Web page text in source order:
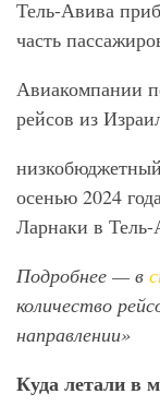
Тель-Авива
часть
Авиакомпании
рейсов из
осенью 2024
Ларнаки в
Подробнее — в
количество
направлении»
Куда летали в